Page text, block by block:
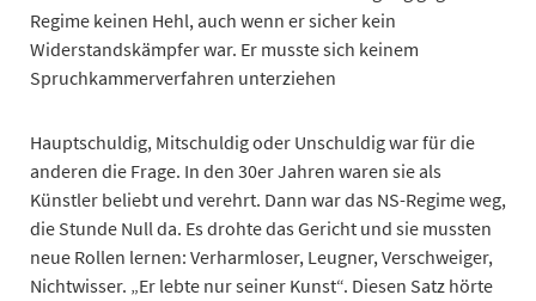
Regime keinen Hehl, auch wenn er sicher kein
Widerstandskämpfer war. Er musste sich keinem
Spruchkammerverfahren unterziehen
Hauptschuldig, Mitschuldig oder Unschuldig war für die
anderen die Frage. In den 30er Jahren waren sie als
Künstler beliebt und verehrt. Dann war das NS-Regime weg,
die Stunde Null da. Es drohte das Gericht und sie mussten
neue Rollen lernen: Verharmloser, Leugner, Verschweiger,
Nichtwisser. „Er lebte nur seiner Kunst“. Diesen Satz hörte